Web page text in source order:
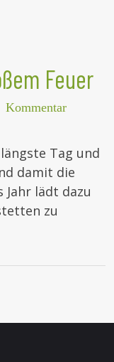
Feuer
Kommentar
Tag und
damit die
Jahr lädt dazu
zu